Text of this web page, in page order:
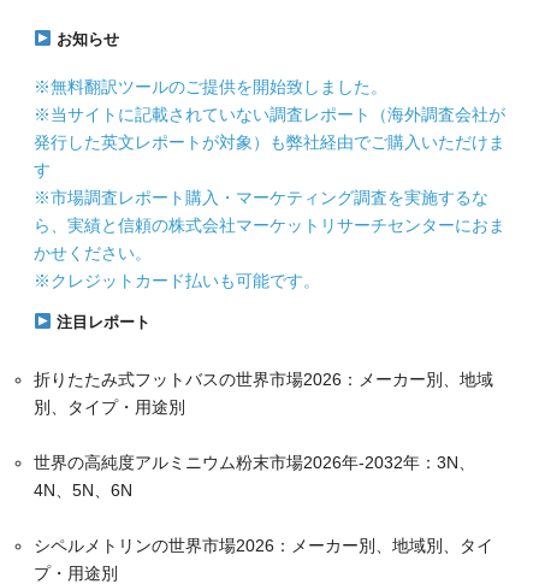
お知らせ
※無料翻訳ツールのご提供を開始致しました。
※当サイトに記載されていない調査レポート（海外調査会社が
発行した英文レポートが対象）も弊社経由でご購入いただけま
す
※市場調査レポート購入・マーケティング調査を実施するな
ら、実績と信頼の株式会社マーケットリサーチセンターにおま
かせください。
※クレジットカード払いも可能です。
注目レポート
折りたたみ式フットバスの世界市場2026：メーカー別、地域
別、タイプ・用途別
世界の高純度アルミニウム粉末市場2026年-2032年：3N、
4N、5N、6N
シペルメトリンの世界市場2026：メーカー別、地域別、タイ
プ・用途別